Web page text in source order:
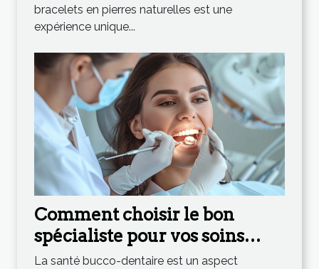
bracelets en pierres naturelles est une
expérience unique...
Comment choisir le bon
spécialiste pour vos soins
dentaires complets
La santé bucco-dentaire est un aspect